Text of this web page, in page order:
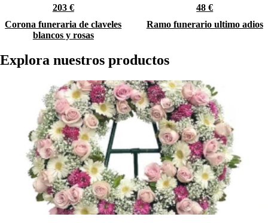
203 €
Corona funeraria de claveles
blancos y rosas
48 €
Ramo funerario ultimo adios
Explora nuestros productos